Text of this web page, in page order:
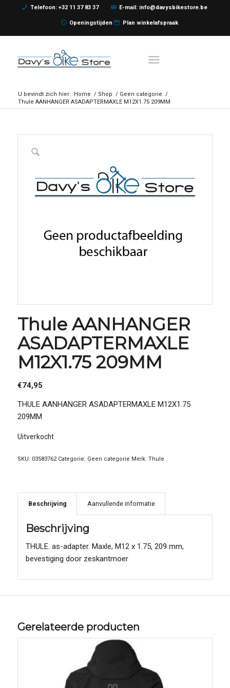
Telefoon: +32 11 37 83 37 E-mail: info@davysbikestore.be
Openingstijden Plan winkelafspraak
U bevindt zich hier: Home / Shop / Geen categorie /
Thule AANHANGER ASADAPTERMAXLE M12X1.75 209MM
Thule AANHANGER
ASADAPTERMAXLE
M12X1.75 209MM
€74,95
THULE AANHANGER ASADAPTERMAXLE M12X1.75
209MM
Uitverkocht
SKU: 03583762 Categorie: Geen categorie Merk: Thule
Beschrijving Aanvullende informatie
Beschrijving
THULE. as-adapter. Maxle, M12 x 1.75, 209 mm,
bevestiging door zeskantmoer
Gerelateerde producten